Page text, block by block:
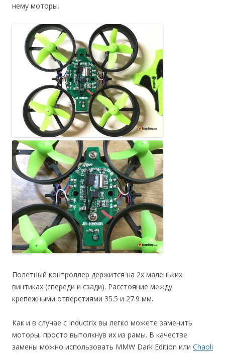
нему моторы.
Полетный контроллер держится на 2х маленьких
винтиках (спереди и сзади). Расстояние между
крепежными отверстиями 35.5 и 27.9 мм.
Как и в случае с Inductrix вы легко можете заменить
моторы, просто вытолкнув их из рамы. В качестве
замены можно использовать MMW Dark Edition или Chaoli